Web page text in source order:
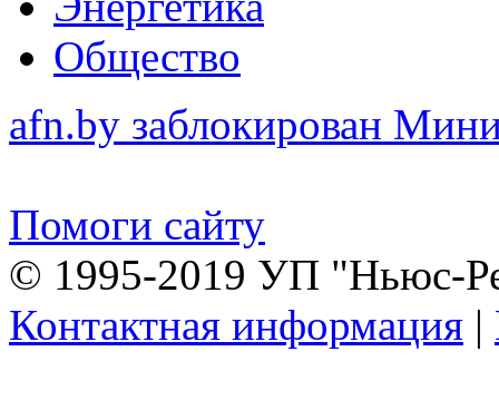
Общество
afn.by заблокирован
Помоги сайту
© 1995-2019 УП "Ньюс-
Контактная информация |